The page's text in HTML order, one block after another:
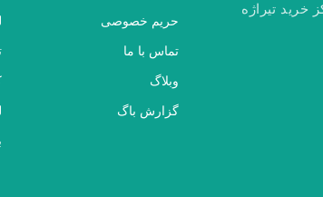
خرید تیراژه
حریم خصوصی
تماس با ما
وبلاگ
گزارش باگ